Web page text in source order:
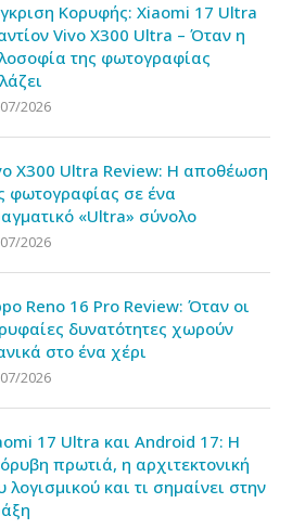
Κορυφής: Xiaomi 17 Ultra
Vivo X300 Ultra – Όταν η
της φωτογραφίας
2026
X300 Ultra Review: Η αποθέωση
φωτογραφίας σε ένα
«Ultra» σύνολο
2026
Reno 16 Pro Review: Όταν οι
δυνατότητες χωρούν
στο ένα χέρι
2026
17 Ultra και Android 17: Η
πρωτιά, η αρχιτεκτονική
λογισμικού και τι σημαίνει στην